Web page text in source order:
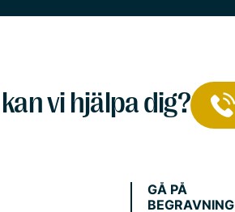
vi hjälpa dig?
GÅ PÅ
BEGRAVNING